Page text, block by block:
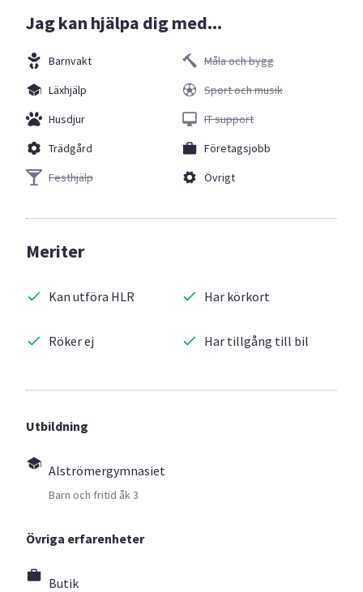
Jag kan hjälpa dig med...
Barnvakt
Läxhjälp
Husdjur
Trädgård
Festhjälp
Måla och bygg
Sport och musik
IT support
Företagsjobb
Övrigt
Meriter
Kan utföra HLR
Röker ej
Har körkort
Har tillgång till bil
Utbildning
Alströmergymnasiet
Barn och fritid åk 3
Övriga erfarenheter
Butik